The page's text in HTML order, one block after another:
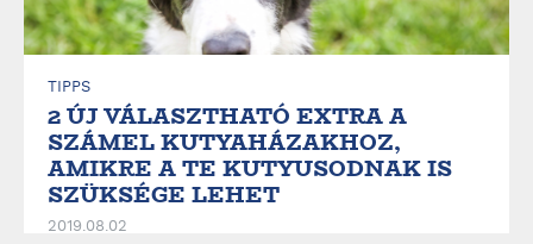
TIPPS
2 ÚJ VÁLASZTHATÓ EXTRA A
SZÁMEL KUTYAHÁZAKHOZ,
AMIKRE A TE KUTYUSODNAK IS
SZÜKSÉGE LEHET
2019.08.02